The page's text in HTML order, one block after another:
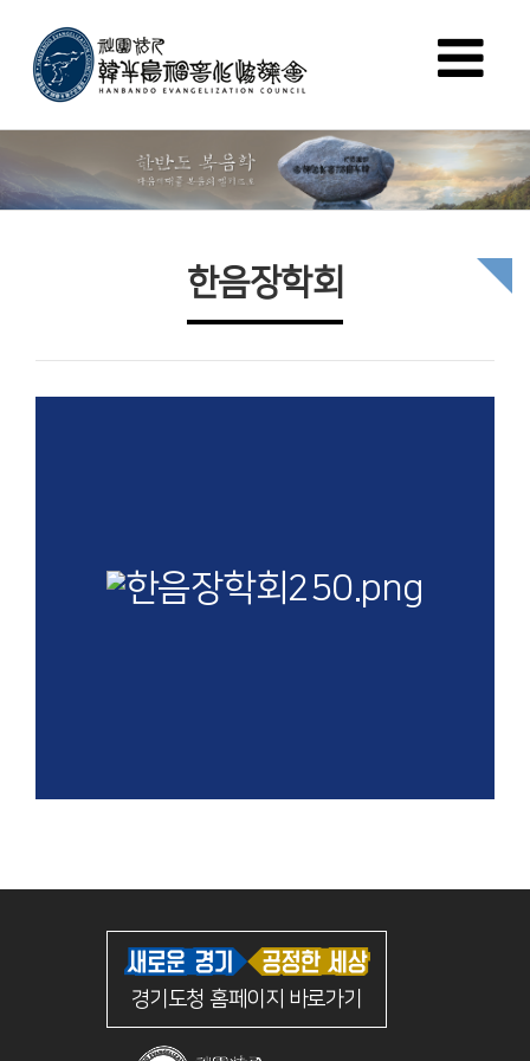
한음장학회
경기도청 홈페이지 바로가기